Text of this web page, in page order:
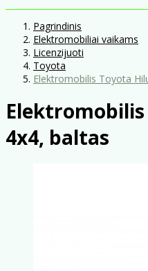
Pagrindinis
Elektromobiliai vaikams
Licenzijuoti
Toyota
Elektromobilis Toyota
4x4, baltas